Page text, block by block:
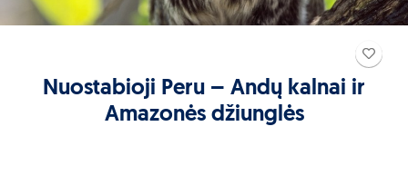
Nuostabioji Peru – Andų kalnai ir
Amazonės džiunglės